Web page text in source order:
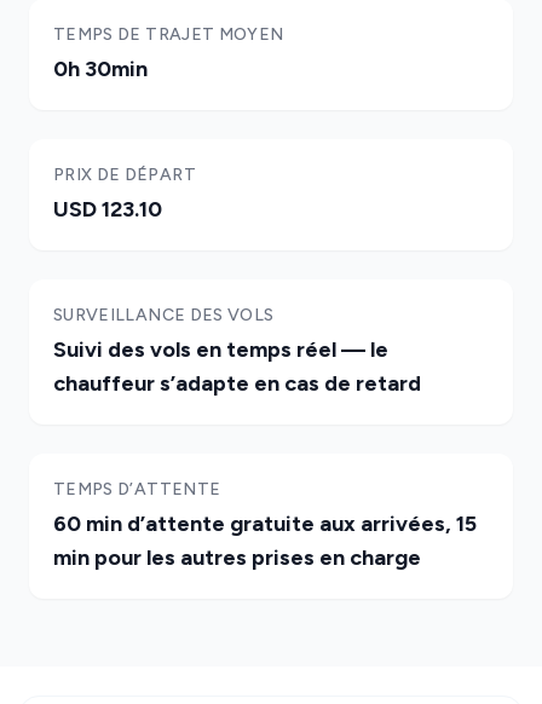
TEMPS DE TRAJET MOYEN
0h 30min
PRIX DE DÉPART
USD 123.10
SURVEILLANCE DES VOLS
Suivi des vols en temps réel — le
chauffeur s’adapte en cas de retard
TEMPS D’ATTENTE
60 min d’attente gratuite aux arrivées, 15
min pour les autres prises en charge